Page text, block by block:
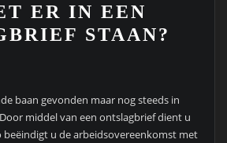
ER IN EEN
STAAN?
baan gevonden maar nog steeds in
middel van een ontslagbrief dient u
beëindigt u de arbeidsovereenkomst met